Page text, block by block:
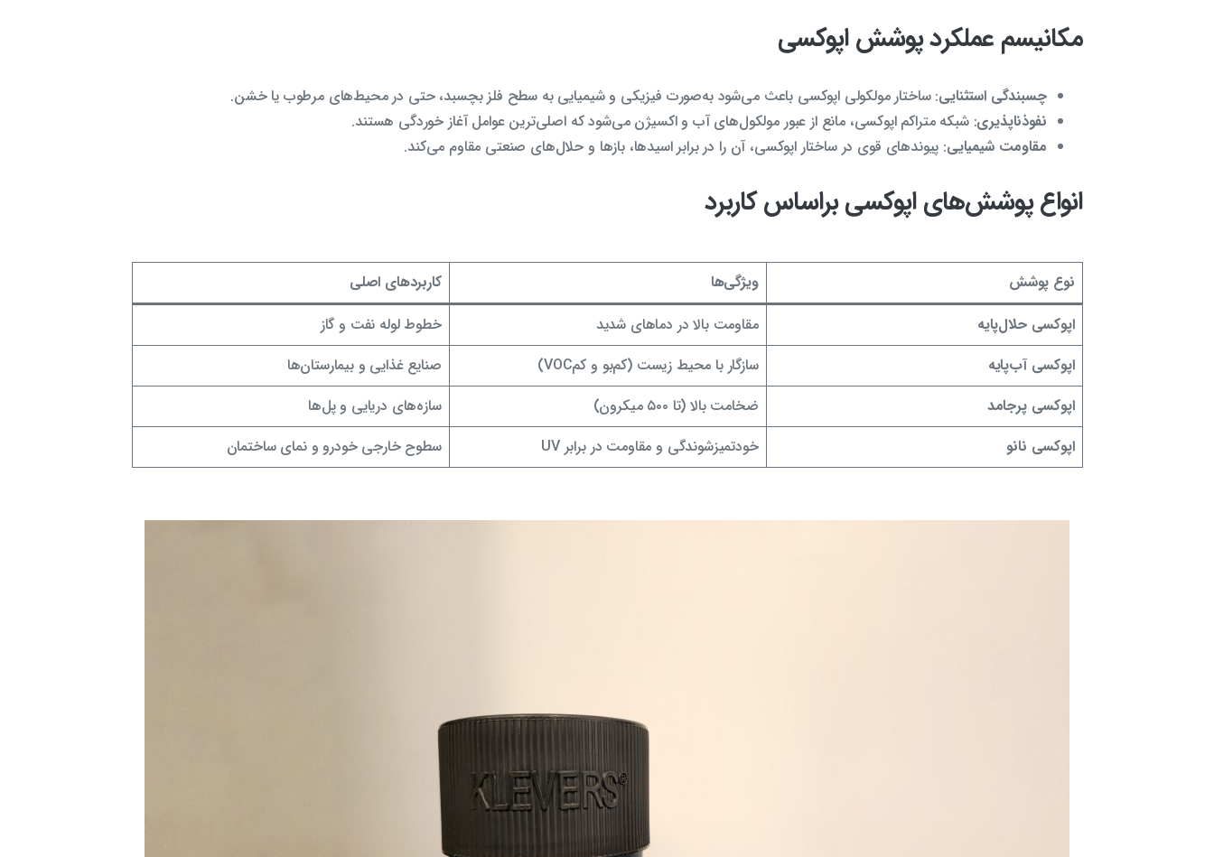
مکانیسم عملکرد پوشش اپوکسی
چسبندگی استثنایی: ساختار مولکولی اپوکسی باعث می‌شود به‌صورت فیزیکی و شیمیایی به سطح فلز بچسبد، حتی در محیط‌های مرطوب یا خشن.
نفوذناپذیری: شبکه متراکم اپوکسی، مانع از عبور مولکول‌های آب و اکسیژن می‌شود که اصلی‌ترین عوامل آغاز خوردگی هستند.
مقاومت شیمیایی: پیوندهای قوی در ساختار اپوکسی، آن را در برابر اسیدها، بازها و حلال‌های صنعتی مقاوم می‌کند.
انواع پوشش‌های اپوکسی براساس کاربرد
نوع پوشش ویژگی‌ها
کاربردهای اصلی
اپوکسی حلال‌پایه
مقاومت بالا در دماهای شدید
خطوط لوله نفت و گاز
اپوکسی آب‌پایه
سازگار با محیط زیست (کم‌بو و کم‌VOC)
صنایع غذایی و بیمارستان‌ها
اپوکسی پرجامد
ضخامت بالا (تا ۵۰۰ میکرون)
سازه‌های دریایی و پل‌ها
اپوکسی نانو
خودتمیزشوندگی و مقاومت در برابر UV سطوح خارجی خودرو و نمای ساختمان